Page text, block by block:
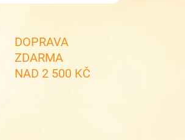
DOPRAVA
ZDARMA
NAD 2 500 KČ